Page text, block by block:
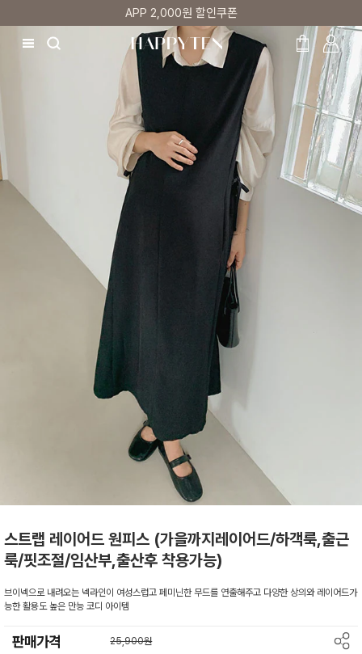
첫 구매 5% 감사쿠폰
스트랩 레이어드 원피스 (가을까지레이어드/하객룩,출근
룩/핏조절/임산부,출산후 착용가능)
브이넥으로 내려오는 넥라인이 여성스럽고 페미닌한 무드를 연출해주고 다양한 상의와 레이어드가
능한 활용도 높은 만능 코디 아이템
판매가격 25,900원